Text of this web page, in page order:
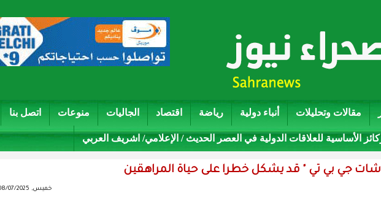
مقالات وتحليلات أنباء دولية رياضة اقتصاد الجاليات منوعات اتصل بنا
الأساسية للعلاقات الدولية في العصر الحديث / الإعلامي/ اشريف العربي
شات جي بي تي " قد يشكل خطرا على حياة المراهقين
خميس, 08/07/2025 - 14:32